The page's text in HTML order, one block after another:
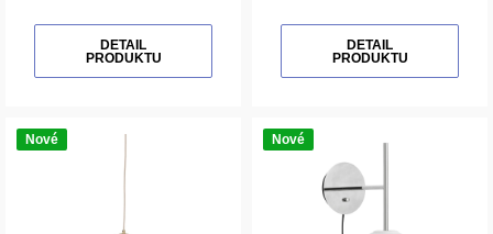
DETAIL
PRODUKTU
DETAIL
PRODUKTU
Nové Nové